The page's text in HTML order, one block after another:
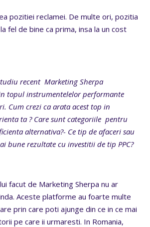
pozitiei reclamei. De multe ori, pozitia
fel de bine ca prima, insa la un cost
recent Marketing Sherpa
topul instrumentelelor performante
Cum crezi ca arata acest top in
ta ? Care sunt categoriile pentru
alternativa?- Ce tip de afaceri sau
bune rezultate cu investitii de tip PPC?
facut de Marketing Sherpa nu ar
Aceste platforme au foarte multe
prin care poti ajunge din ce in ce mai
pe care ii urmaresti. In Romania,